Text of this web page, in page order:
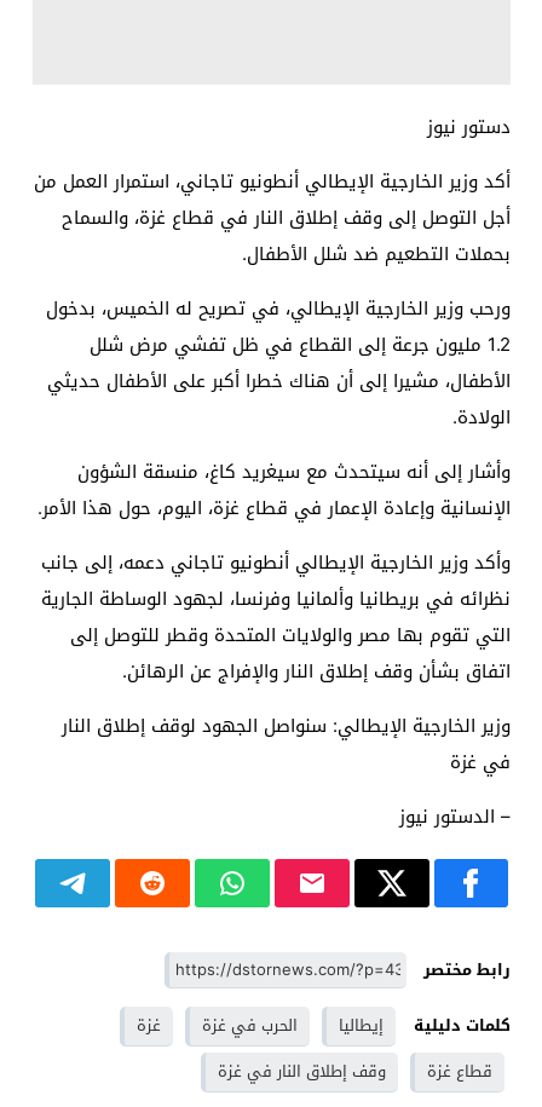
دستور نيوز
أكد وزير الخارجية الإيطالي أنطونيو تاجاني، استمرار العمل من
أجل التوصل إلى وقف إطلاق النار في قطاع غزة، والسماح
بحملات التطعيم ضد شلل الأطفال.
ورحب وزير الخارجية الإيطالي، في تصريح له الخميس، بدخول
1.2 مليون جرعة إلى القطاع في ظل تفشي مرض شلل
الأطفال، مشيرا إلى أن هناك خطرا أكبر على الأطفال حديثي
الولادة.
وأشار إلى أنه سيتحدث مع سيغريد كاغ، منسقة الشؤون
الإنسانية وإعادة الإعمار في قطاع غزة، اليوم، حول هذا الأمر.
وأكد وزير الخارجية الإيطالي أنطونيو تاجاني دعمه، إلى جانب
نظرائه في بريطانيا وألمانيا وفرنسا، لجهود الوساطة الجارية
التي تقوم بها مصر والولايات المتحدة وقطر للتوصل إلى
اتفاق بشأن وقف إطلاق النار والإفراج عن الرهائن.
وزير الخارجية الإيطالي: سنواصل الجهود لوقف إطلاق النار
في غزة
– الدستور نيوز
رابط مختصر
كلمات دليلية
إيطاليا الحرب في غزة
غزة
قطاع غزة
وقف إطلاق النار في غزة